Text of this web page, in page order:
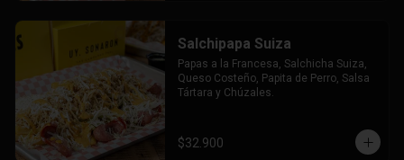
Salchipapa Suiza
Papas a la Francesa, Salchicha Suiza,
Queso Costeño, Papita de Perro, Salsa
Tártara y Chúzales.
$32.900